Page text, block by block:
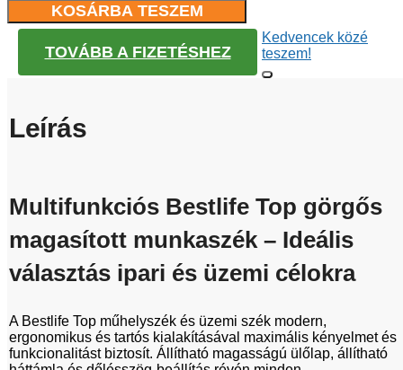
KOSÁRBA TESZEM
TOVÁBB A FIZETÉSHEZ
Kedvencek közé
teszem!
Leírás
Multifunkciós Bestlife Top görgős
magasított munkaszék – Ideális
választás ipari és üzemi célokra
A Bestlife Top műhelyszék és üzemi szék modern,
ergonomikus és tartós kialakításával maximális kényelmet és
funkcionalitást biztosít. Állítható magasságú ülőlap, állítható